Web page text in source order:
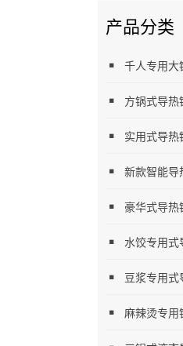
产品分类
千人专用大
方锅式导热
实用式导热
新款智能导
豪华式导热
水饺专用式
豆浆专用式
麻辣烫专用